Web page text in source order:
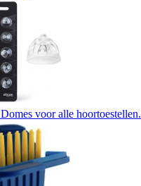
Domes voor alle hoortoestellen.